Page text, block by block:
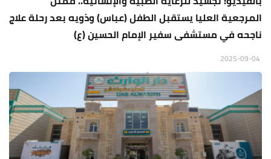
المرجعية العليا يستقبل الطفل (عباس) وذويه بعد رحلة علاج
ناجحه في مستشفى سفير الإمام الحسين (ع)